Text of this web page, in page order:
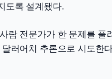
도록 설계됐다.
람 전문가가 한 문제를
러어치 추론으로 시도한